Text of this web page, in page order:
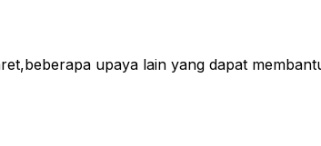
upaya lain yang dapat